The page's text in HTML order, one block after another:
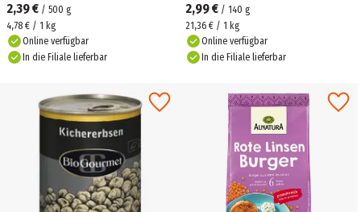
2,39 € / 500 g
4,78 € / 1 kg
Online verfügbar
In die Filiale lieferbar
2,99 € / 140 g
21,36 € / 1 kg
Online verfügbar
In die Filiale lieferbar